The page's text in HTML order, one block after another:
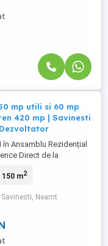
mp utili si 60 mp
420 mp | Savinesti
în Ansamblu Rezidențial
Direct de la
și sigură pentru
viață exclusivist într-o
15 minute de centrul
(lângă ...
m2
Neamt